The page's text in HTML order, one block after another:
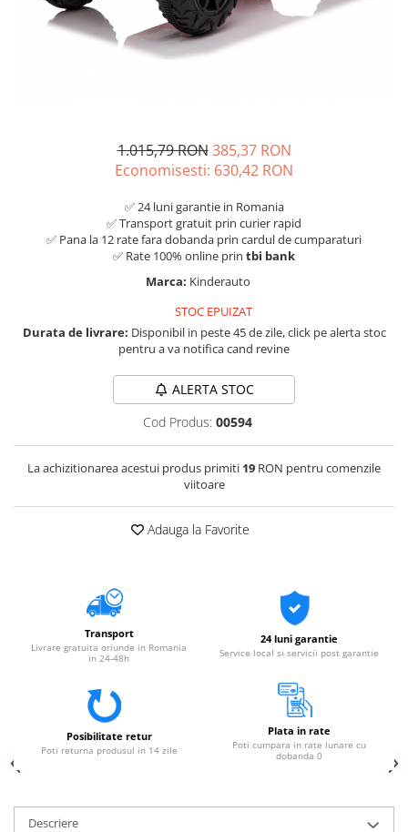
1.015,79 RON 385,37 RON
Economisesti: 630,42 RON
✅ 24 luni garantie in Romania
✅ Transport gratuit prin curier rapid
✅ Pana la 12 rate fara dobanda prin cardul de cumparaturi
✅ Rate 100% online prin tbi bank
Marca: Kinderauto
STOC EPUIZAT
Durata de livrare: Disponibil in peste 45 de zile, click pe alerta stoc
pentru a va notifica cand revine
ALERTA STOC
Cod Produs: 00594
La achizitionarea acestui produs primiti 19 RON pentru comenzile
viitoare
Adauga la Favorite
Transport
Livrare gratuita oriunde in Romania
in 24-48h
24 luni garantie
Service local si servicii post garantie
Posibilitate retur
Poti returna produsul in 14 zile
Plata in rate
Poti cumpara in rate lunare cu
dobanda 0
Descriere